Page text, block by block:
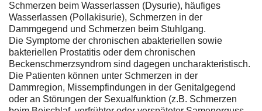
Schmerzen beim Wasserlassen (Dysurie), häufiges
Wasserlassen (Pollakisurie), Schmerzen in der
Dammgegend und Schmerzen beim Stuhlgang.
Die Symptome der chronischen abakteriellen sowie
bakteriellen Prostatitis oder dem chronischen
Beckenschmerzsyndrom sind dagegen uncharakteristisch.
Die Patienten können unter Schmerzen in der
Dammregion, Missempfindungen in der Genitalgegend
oder an Störungen der Sexualfunktion (z.B. Schmerzen